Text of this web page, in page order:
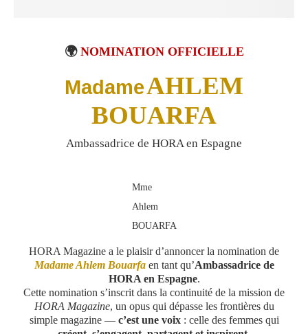
🌍 NOMINATION OFFICIELLE
MadameAHLEM
BOUARFA
Ambassadrice de HORA en Espagne
Mme
Ahlem
BOUARFA
HORA Magazine a le plaisir d’annoncer la nomination de
Madame Ahlem Bouarfaen tant qu’Ambassadrice de
HORA en Espagne.
Cette nomination s’inscrit dans la continuité de la mission de
HORA Magazine, un opus qui dépasse les frontières du
simple magazine — c’est une voix: celle des femmes qui